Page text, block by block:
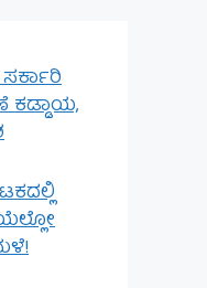
ಸರ್ಕಾರಿ